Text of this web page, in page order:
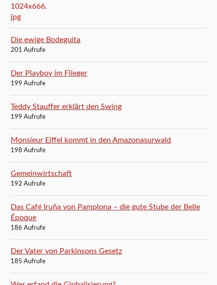
Die ewige Bodeguita
201 Aufrufe
Der Playboy im Flieger
199 Aufrufe
Teddy Stauffer erklärt den Swing
199 Aufrufe
Monsieur Eiffel kommt in den Amazonasurwald
198 Aufrufe
Gemeinwirtschaft
192 Aufrufe
Das Café Iruña von Pamplona – die gute Stube der Belle
Époque
186 Aufrufe
Der Vater von Parkinsons Gesetz
185 Aufrufe